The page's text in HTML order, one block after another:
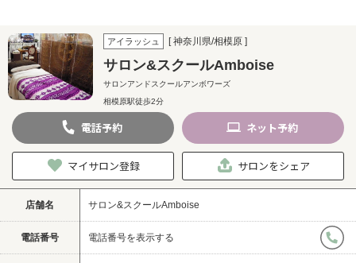
アイラッシュ [ 神奈川県/相模原 ]
サロン&スクールAmboise
サロンアンドスクールアンボワーズ
相模原駅徒歩2分
電話予約 ネット予約
マイサロン登録 サロンをシェア
店舗名 サロン&スクールAmboise
電話番号 電話番号を表示する